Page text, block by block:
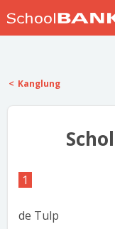
Kanglung
1
de Tulp